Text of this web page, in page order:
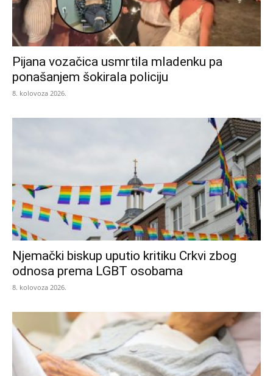
Pijana vozačica usmrtila mladenku pa
ponašanjem šokirala policiju
8. kolovoza 2026.
Njemački biskup uputio kritiku Crkvi zbog
odnosa prema LGBT osobama
8. kolovoza 2026.